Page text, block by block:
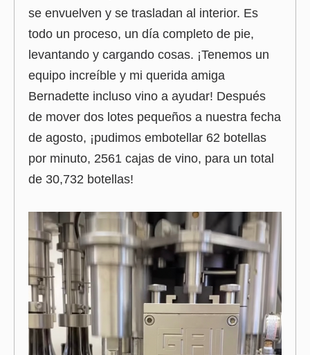
se envuelven y se trasladan al interior. Es
todo un proceso, un día completo de pie,
levantando y cargando cosas. ¡Tenemos un
equipo increíble y mi querida amiga
Bernadette incluso vino a ayudar! Después
de mover dos lotes pequeños a nuestra fecha
de agosto, ¡pudimos embotellar 62 botellas
por minuto, 2561 cajas de vino, para un total
de 30,732 botellas!